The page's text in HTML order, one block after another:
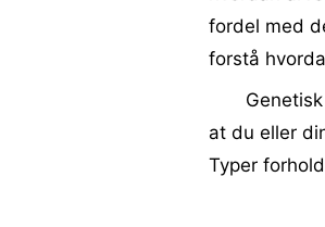
fordel med
forstå
at du eller
Typer forhold